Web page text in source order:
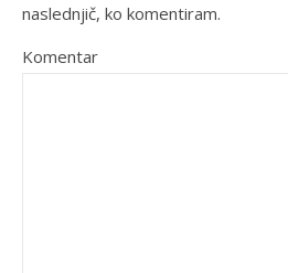
naslednjič, ko komentiram.
Komentar